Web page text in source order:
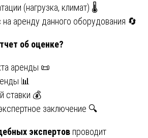
(нагрузка, климат) 🌡
аренду данного оборудования 🔄
об оценке?
аренды 📜
📊
ставки 💰
заключение 🔍
экспертов проводит